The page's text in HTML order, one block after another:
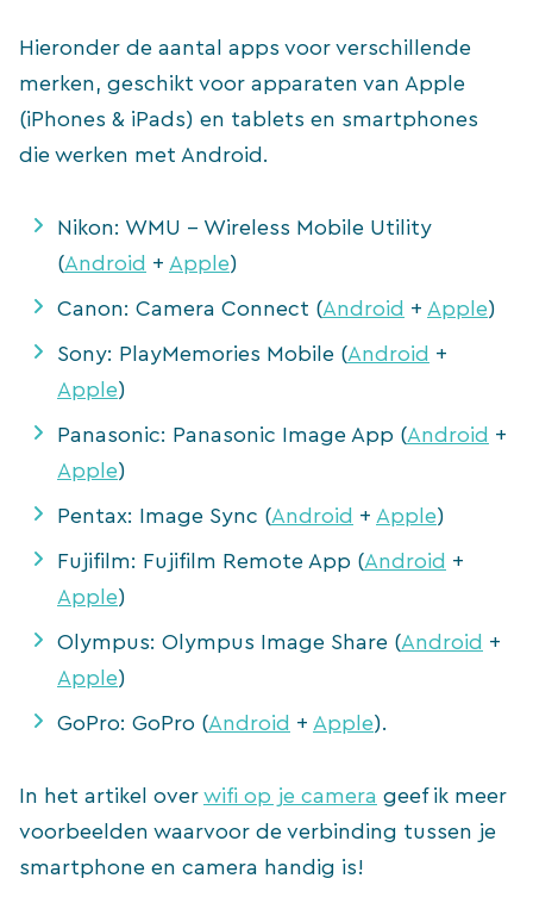
Hieronder de aantal apps voor verschillende
merken, geschikt voor apparaten van Apple
(iPhones & iPads) en tablets en smartphones
die werken met Android.
Nikon: WMU – Wireless Mobile Utility
(Android + Apple)
Canon: Camera Connect (Android + Apple)
Sony: PlayMemories Mobile (Android +
Apple)
Panasonic: Panasonic Image App (Android +
Apple)
Pentax: Image Sync (Android + Apple)
Fujifilm: Fujifilm Remote App (Android +
Apple)
Olympus: Olympus Image Share (Android +
Apple)
GoPro: GoPro (Android + Apple).
In het artikel over wifi op je camera geef ik meer
voorbeelden waarvoor de verbinding tussen je
smartphone en camera handig is!